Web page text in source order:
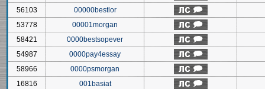
56103
00000bestlor
53778
00001morgan
58421
0000bestsopever
54987
0000pay4essay
58966
0000psmorgan
16816
001basiat